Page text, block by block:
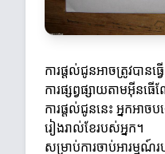
ការផ្តល់ជូនអាចត្រូវបាន
ការផ្សព្វផ្សាយតាមអ៊ីន
ការផ្តល់ជូននេះ អ្នកអា
រៀងរាល់ខែរបស់អ្នក។
សម្រាប់ការចាប់អារម្មណ៍